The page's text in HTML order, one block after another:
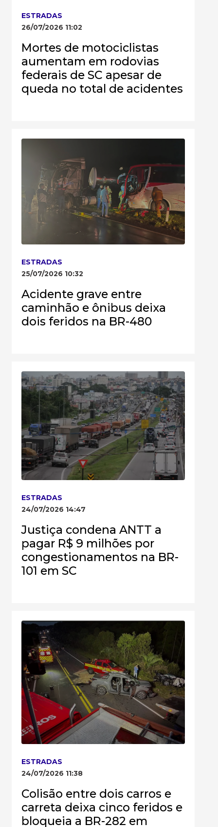
ESTRADAS
26/07/2026 11:02
Mortes de motociclistas
aumentam em rodovias
federais de SC apesar de
queda no total de acidentes
ESTRADAS
25/07/2026 10:32
Acidente grave entre
caminhão e ônibus deixa
dois feridos na BR-480
ESTRADAS
24/07/2026 14:47
Justiça condena ANTT a
pagar R$ 9 milhões por
congestionamentos na BR-
101 em SC
ESTRADAS
24/07/2026 11:38
Colisão entre dois carros e
carreta deixa cinco feridos e
bloqueia a BR-282 em